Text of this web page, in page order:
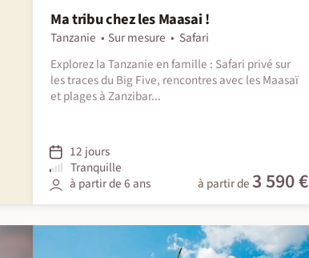
Ma tribu chez les Maasai !
Tanzanie Sur mesure
Safari
Explorez la Tanzanie en famille : Safari privé sur
les traces du Big Five, rencontres avec les Maasaï
et plages à Zanzibar...
12 jours
Tranquille
à partir de 6 ans
à partir de 3 590 €